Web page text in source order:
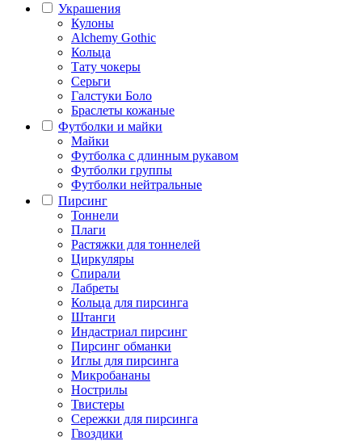
Украшения
Кулоны
Alchemy Gothic
Кольца
Тату чокеры
Серьги
Галстуки Боло
Браслеты кожаные
Футболки и майки
Майки
Футболка с длинным рукавом
Футболки группы
Футболки нейтральные
Пирсинг
Тоннели
Плаги
Растяжки для тоннелей
Циркуляры
Спирали
Лабреты
Кольца для пирсинга
Штанги
Индастриал пирсинг
Пирсинг обманки
Иглы для пирсинга
Микробананы
Нострилы
Твистеры
Сережки для пирсинга
Гвоздики